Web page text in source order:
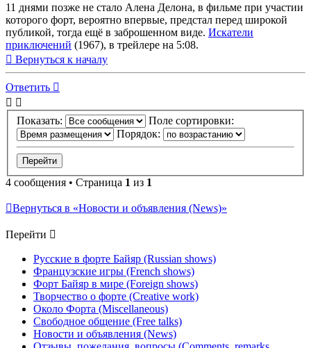
11 днями позже не стало Алена Делона, в фильме при участии
которого форт, вероятно впервые, предстал перед широкой
публикой, тогда ещё в заброшенном виде. Искатели
приключений (1967), в трейлере на 5:08.
Вернуться к началу
Ответить
Показать:
Поле сортировки:
Порядок:
4 сообщения • Страница 1 из 1
Вернуться в «Новости и объявления (News)»
Перейти
Русские в форте Байяр (Russian shows)
Французские игры (French shows)
Форт Байяр в мире (Foreign shows)
Творчество о форте (Creative work)
Около Форта (Miscellaneous)
Свободное общение (Free talks)
Новости и объявления (News)